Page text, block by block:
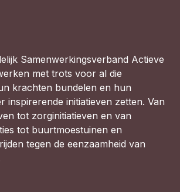
Samenwerkingsverband Actieve
met trots voor al die
krachten bundelen en hun
inspirerende initiatieven zetten. Van
tot zorginitiatieven en van
tot buurtmoestuinen en
tegen de eenzaamheid van